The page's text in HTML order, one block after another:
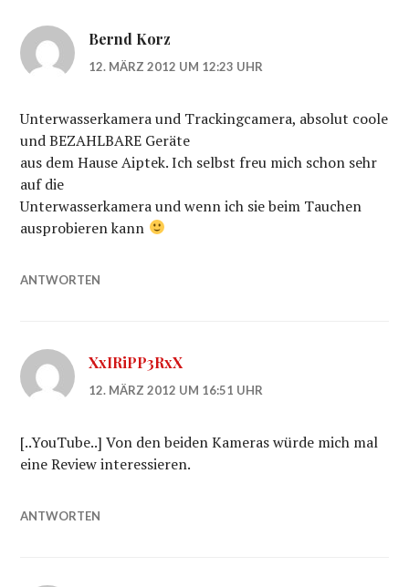
Bernd Korz
12. MÄRZ 2012 UM 12:23 UHR
Unterwasserkamera und Trackingcamera, absolut coole
und BEZAHLBARE Geräte
aus dem Hause Aiptek. Ich selbst freu mich schon sehr
auf die
Unterwasserkamera und wenn ich sie beim Tauchen
ausprobieren kann
ANTWORTEN
XxIRiPP3RxX
12. MÄRZ 2012 UM 16:51 UHR
[..YouTube..] Von den beiden Kameras würde mich mal
eine Review interessieren.
ANTWORTEN